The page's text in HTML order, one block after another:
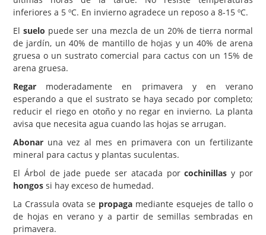
inferiores a 5 ºC. En invierno agradece un reposo a 8-15 ºC.
El suelo puede ser una mezcla de un 20% de tierra normal
de jardín, un 40% de mantillo de hojas y un 40% de arena
gruesa o un sustrato comercial para cactus con un 15% de
arena gruesa.
Regar moderadamente en primavera y en verano
esperando a que el sustrato se haya secado por completo;
reducir el riego en otoño y no regar en invierno. La planta
avisa que necesita agua cuando las hojas se arrugan.
Abonar una vez al mes en primavera con un fertilizante
mineral para cactus y plantas suculentas.
El Árbol de jade puede ser atacada porcochinillas y por
hongos si hay exceso de humedad.
La Crassula ovata se propaga mediante esquejes de tallo o
de hojas en verano y a partir de semillas sembradas en
primavera.